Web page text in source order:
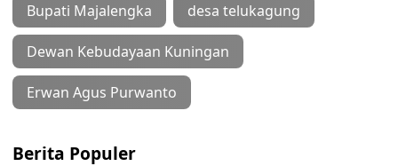
Bupati Majalengka desa telukagung
Dewan Kebudayaan Kuningan
Erwan Agus Purwanto
Berita Populer